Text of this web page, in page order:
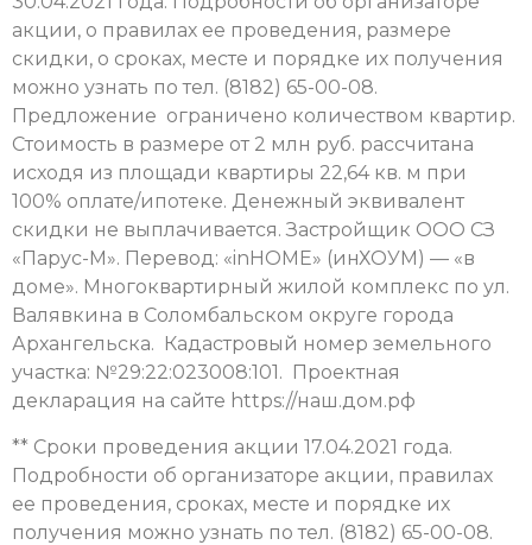
акции, о правилах ее проведения, размере
скидки, о сроках, месте и порядке их получения
можно узнать по тел. (8182) 65-00-08.
Предложение ограничено количеством квартир.
Стоимость в размере от 2 млн руб. рассчитана
исходя из площади квартиры 22,64 кв. м при
100% оплате/ипотеке. Денежный эквивалент
скидки не выплачивается. Застройщик ООО СЗ
«Парус-М». Перевод: «inHOME» (инХОУМ) — «в
доме». Многоквартирный жилой комплекс по ул.
Валявкина в Соломбальском округе города
Архангельска. Кадастровый номер земельного
участка: №29:22:023008:101. Проектная
декларация на сайте https://наш.дом.рф
** Сроки проведения акции 17.04.2021 года.
Подробности об организаторе акции, правилах
ее проведения, сроках, месте и порядке их
получения можно узнать по тел. (8182) 65-00-08.